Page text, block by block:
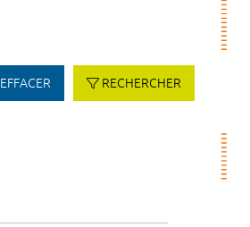
EFFACER RECHERCHER